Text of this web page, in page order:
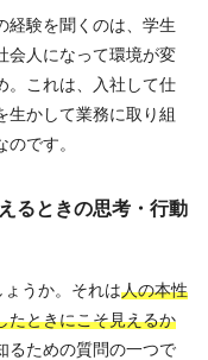
経験を聞くのは、学生
会人になって環境が変
。これは、入社して仕
生かして業務に取り組
です。
るときの思考・行動
ょうか。それは人の本性
たときにこそ見えるか
るための質問の一つで